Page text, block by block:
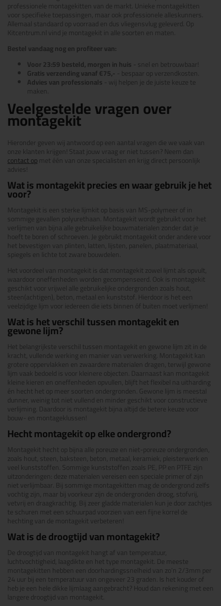
professionele montagekitten van de markt. Unieke montagekitten
voor specifieke toepassingen, maar ook professionele alleskunners.
Allemaal standaard op voorraad en dus vliegensvlug geleverd. Op
Kitcentrum.nl vind je montagekit in alle soorten en maten.
Bestel vandaag nog en profiteer van:
Voor 23:59 besteld, morgen in huis - snel en betrouwbaar!
Gratis verzending vanaf €75,- - bespaar op verzendkosten.
Advies van professionals - wij helpen je de juiste keuze te
maken.
Veelgestelde vragen over
montagekit
Hieronder geven wij antwoord op een aantal vragen die we vaak van
onze klanten krijgen! Staat jouw vraag er niet tussen? Neem dan
contact opmet één van onze specialisten en krijg direct persoonlijk
advies!
Wat is montagekit precies en waar gebruik je het
voor?
Montagekit is een sterke lijmkit op basis van MS-polymeer of in
sommige gevallen polyurethaan. Montagekit wordt gebruikt voor het
verlijmen van bijna alle gebruikelijke bouwmaterialen zonder dat je
hoeft te boren of schroeven. Je gebruikt montagekit onder andere voor
het bevestigen van plinten, latten, lijsten, panelen, plaatmateriaal,
spiegels en lichte tot zware bouwdelen.
Het voordeel van montagekit is dat montagekit zowel lijmt als opvult,
waardoor oneffenheden worden gecompenseerd. Ook is montagekit
geschikt voor vrijwel alle gebruikelijke ondergronden zoals hout,
steen(achtigen), beton, metaal en kunststof. Hierdoor is het een
veelzijdige lijm voor iedereen die iets binnen óf buiten moet verlijmen!
Wat is het verschil tussen montagekit en
gewone lijm?
Het belangrijkste verschil tussen montagekit en gewone lijm zit in de
kracht, vullende werking en manier van verwerking. Montagekit kan
grotere oppervlakken en zwaardere materialen dragen, terwijl gewone
lijm vaak bedoeld is voor kleinere objecten. Daarnaast kan montagekit
kleine kieren en oneffenheden opvullen, blijft het flexibel na uitharding
én hecht het op meer soorten ondergronden. Gewone lijm is meestal
dunner, weinig tot niet vullend en minder geschikt voor constructieve
verlijming. Daardoor is montagekit bijna altijd de betere keuze voor
bouw- en montageklussen!
Hecht montagekit op elke ondergrond?
Montagekit hecht op bijna alle poreuze en niet-poreuze ondergronden,
zoals hout, steen, baksteen, beton, metaal, keramiek, pleisterwerk en
veel kunststoffen. Sommige kunststoffen zoals PE, PP en PTFE zijn
uitzonderingen: deze materialen vereisen een speciale primer of zijn
niet verlijmbaar. Bij sommige montagekitten mag de ondergrond zelfs
vochtig zijn, maar bij voorkeur zijn de ondergronden droog, stofvrij,
vetvrij en draagkrachtig. Bij zeer gladde materialen kun je door zachtjes
te schuren met een schuurpad voorzien van een fijne korrel de
hechting van de montagekit verbeteren!
Wat is de droogtijd van montagekit?
De droogtijd van montagekit hangt af van temperatuur,
luchtvochtigheid, laagdikte en het type montagekit. De meeste
montagekitten hebben een doorhardingssnelheid van zo’n 2/3mm per
24 uur bij een temperatuur van ongeveer 23 graden. Is het kouder of
heb je een hele dikke lijmlaag aangebracht? Houd dan rekening met een
langere droogtijd van montagekit.